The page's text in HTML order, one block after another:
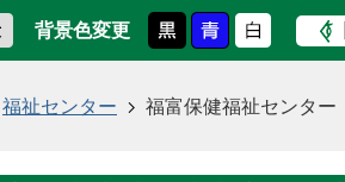
背景色変更
福祉センター 福富保健福祉センター